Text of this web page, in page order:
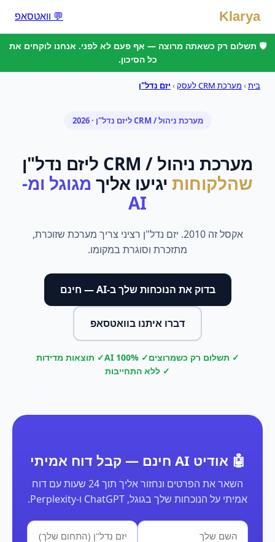
Klarya 💬 וואטסאפ
🛡️ תשלום רק כשאתה מרוצה — אף פעם לא לפני. אנחנו לוקחים את
כל הסיכון.
בית› מערכת CRM לעסק › יזם נדל"ן
מערכת ניהול / CRM ליזם נדל"ן · 2026
מערכת ניהול / CRM ליזם נדל"ן
שהלקוחות יגיעו אליך מגוגל ומ-
AI
אקסל זה 2010. יזם נדל"ן רציני צריך מערכת שזוכרת,
מתזכרת וסוגרת במקומו.
בדוק את הנוכחות שלך ב-AI — חינם
דברו איתנו בוואטסאפ
✓ תשלום רק כשמרוצים✓ 100% AI
✓ תוצאות מדידות
✓ ללא התחייבות
🤖 אודיט AI חינם — קבל דוח אמיתי
השאר את הפרטים ונחזור אליך תוך 24 שעות עם דוח
אמיתי על הנוכחות שלך בגוגל, ChatGPT ו-Perplexity.